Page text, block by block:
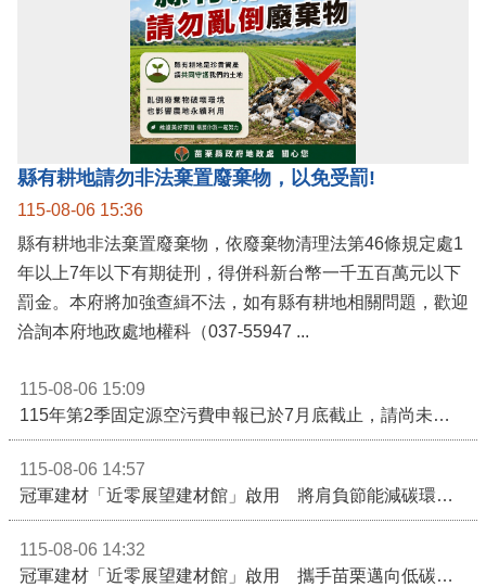
縣有耕地請勿非法棄置廢棄物，以免受罰!
115-08-06 15:36
縣有耕地非法棄置廢棄物，依廢棄物清理法第46條規定處1
年以上7年以下有期徒刑，得併科新台幣一千五百萬元以下
罰金。本府將加強查緝不法，如有縣有耕地相關問題，歡迎
洽詢本府地政處地權科（037-55947 ...
115-08-06 15:09
115年第2季固定源空污費申報已於7月底截止，請尚未申報公私場所儘速完成申繳，以免面臨滯納金及罰鍰!
115-08-06 14:57
冠軍建材「近零展望建材館」啟用 將肩負節能減碳環境教育重任
115-08-06 14:32
冠軍建材「近零展望建材館」啟用 攜手苗栗邁向低碳建築新未來